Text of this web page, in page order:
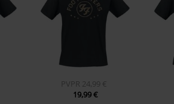
B&C - #150
Camiseta básica (aprox. 145 g/m²)
PVPR 24,99 €
19,99 €